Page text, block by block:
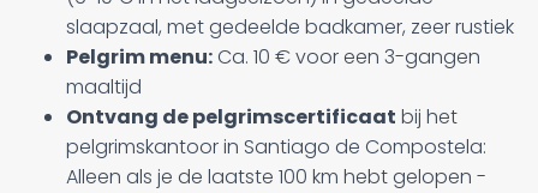
slaapzaal, met gedeelde badkamer, zeer rustiek
Pelgrim menu:Ca. 10 € voor een 3-gangen
maaltijd
Ontvang de pelgrimscertificaat bij het
pelgrimskantoor in Santiago de Compostela:
Alleen als je de laatste 100 km hebt gelopen -